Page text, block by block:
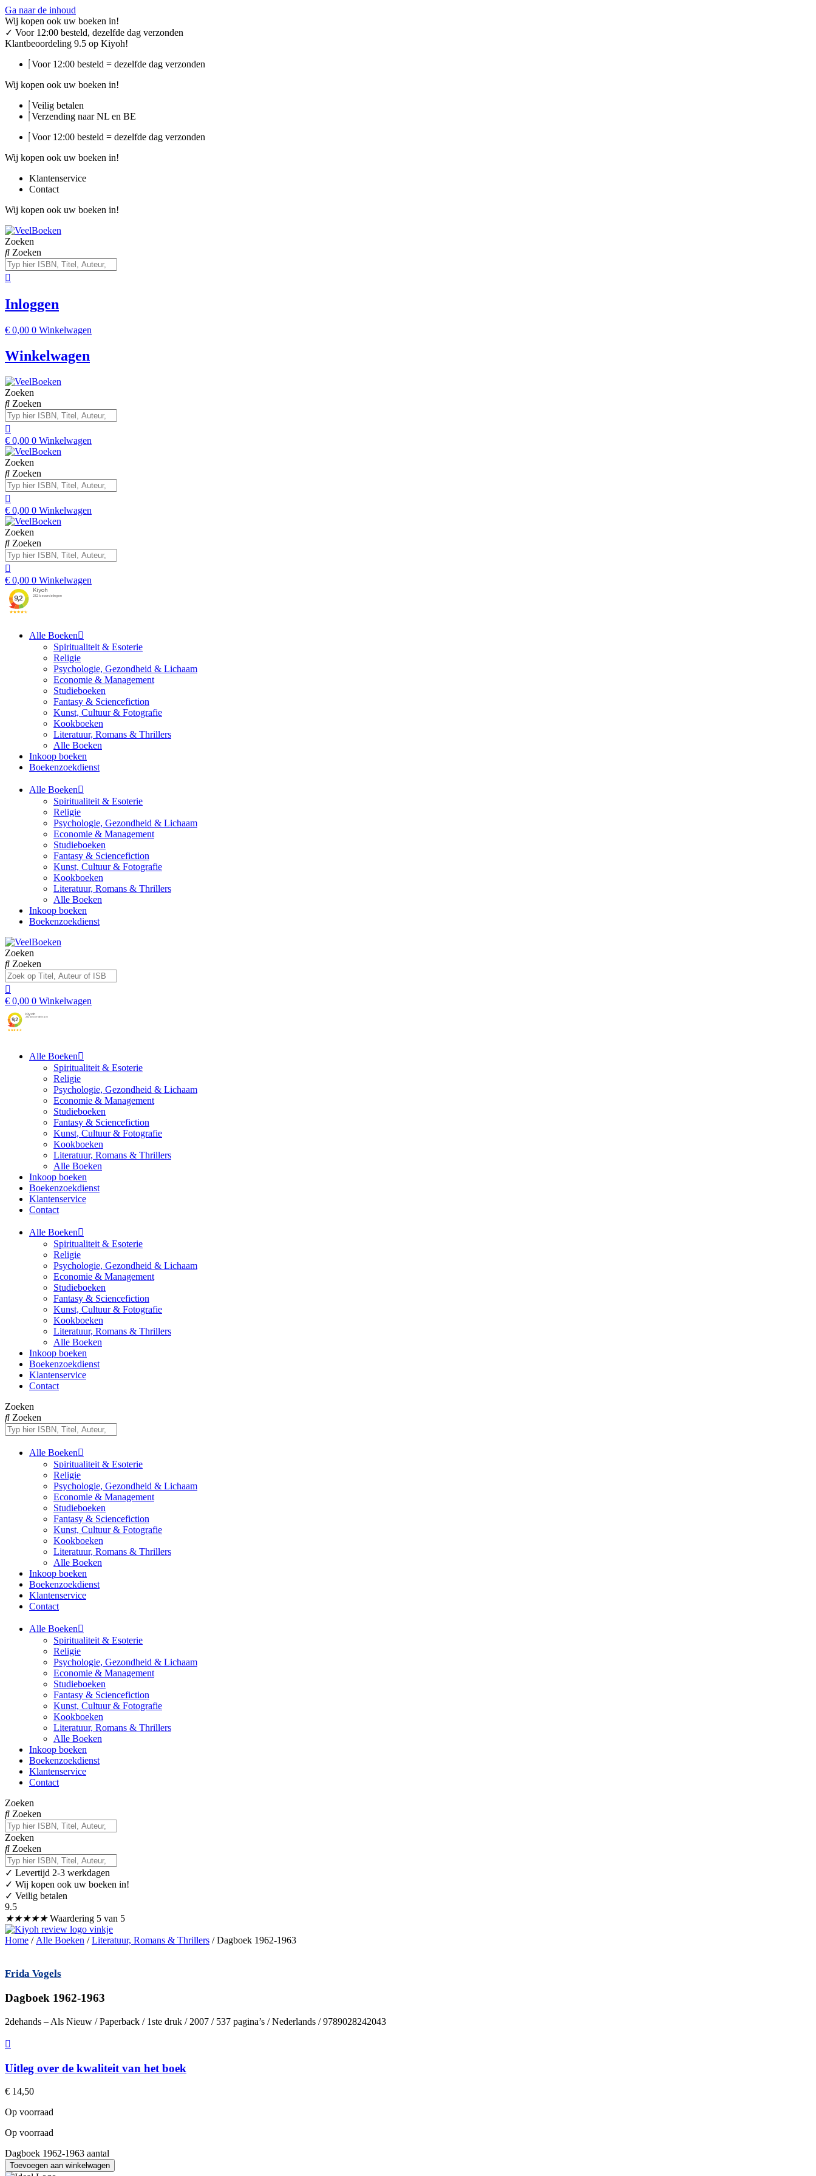
Ga naar de inhoud
Wij kopen ook uw boeken in!
✓ Voor 12:00 besteld, dezelfde dag verzonden
Klantbeoordeling 9.5 op Kiyoh!
Voor 12:00 besteld = dezelfde dag verzonden
Wij kopen ook uw boeken in!
Veilig betalen
Verzending naar NL en BE
Voor 12:00 besteld = dezelfde dag verzonden
Wij kopen ook uw boeken in!
Klantenservice
Contact
Wij kopen ook uw boeken in!
Zoeken
Zoeken
Inloggen
€ 0,00 0 Winkelwagen
Winkelwagen
Zoeken
Zoeken
€ 0,00 0 Winkelwagen
Zoeken
Zoeken
€ 0,00 0 Winkelwagen
Zoeken
Zoeken
€ 0,00 0 Winkelwagen
Alle Boeken
Spiritualiteit & Esoterie
Religie
Psychologie, Gezondheid & Lichaam
Economie & Management
Studieboeken
Fantasy & Sciencefiction
Kunst, Cultuur & Fotografie
Kookboeken
Literatuur, Romans & Thrillers
Alle Boeken
Inkoop boeken
Boekenzoekdienst
Alle Boeken
Spiritualiteit & Esoterie
Religie
Psychologie, Gezondheid & Lichaam
Economie & Management
Studieboeken
Fantasy & Sciencefiction
Kunst, Cultuur & Fotografie
Kookboeken
Literatuur, Romans & Thrillers
Alle Boeken
Inkoop boeken
Boekenzoekdienst
Zoeken
Zoeken
€ 0,00 0 Winkelwagen
Alle Boeken
Spiritualiteit & Esoterie
Religie
Psychologie, Gezondheid & Lichaam
Economie & Management
Studieboeken
Fantasy & Sciencefiction
Kunst, Cultuur & Fotografie
Kookboeken
Literatuur, Romans & Thrillers
Alle Boeken
Inkoop boeken
Boekenzoekdienst
Klantenservice
Contact
Alle Boeken
Spiritualiteit & Esoterie
Religie
Psychologie, Gezondheid & Lichaam
Economie & Management
Studieboeken
Fantasy & Sciencefiction
Kunst, Cultuur & Fotografie
Kookboeken
Literatuur, Romans & Thrillers
Alle Boeken
Inkoop boeken
Boekenzoekdienst
Klantenservice
Contact
Zoeken
Zoeken
Alle Boeken
Spiritualiteit & Esoterie
Religie
Psychologie, Gezondheid & Lichaam
Economie & Management
Studieboeken
Fantasy & Sciencefiction
Kunst, Cultuur & Fotografie
Kookboeken
Literatuur, Romans & Thrillers
Alle Boeken
Inkoop boeken
Boekenzoekdienst
Klantenservice
Contact
Alle Boeken
Spiritualiteit & Esoterie
Religie
Psychologie, Gezondheid & Lichaam
Economie & Management
Studieboeken
Fantasy & Sciencefiction
Kunst, Cultuur & Fotografie
Kookboeken
Literatuur, Romans & Thrillers
Alle Boeken
Inkoop boeken
Boekenzoekdienst
Klantenservice
Contact
Zoeken
Zoeken
Zoeken
Zoeken
✓ Levertijd 2-3 werkdagen
✓ Wij kopen ook uw boeken in!
✓ Veilig betalen
9.5
★★★★★ Waardering 5 van 5
Home / Alle Boeken /Literatuur, Romans & Thrillers / Dagboek 1962-1963
Frida Vogels
Dagboek 1962-1963
2dehands – Als Nieuw / Paperback / 1ste druk / 2007 / 537 pagina’s / Nederlands / 9789028242043
Uitleg over de kwaliteit van het boek
€ 14,50
Op voorraad
Op voorraad
Dagboek 1962-1963 aantal
Toevoegen aan winkelwagen